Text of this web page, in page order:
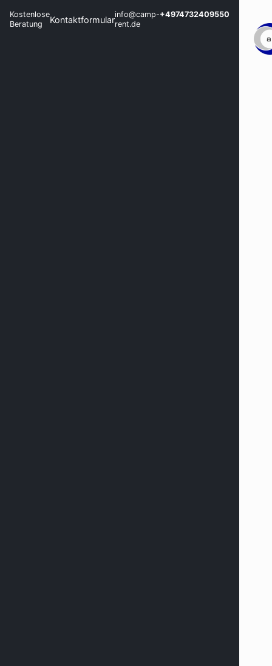
Kostenlose
Beratung
Kontaktformularinfo@camp-
rent.de
+4974732409550